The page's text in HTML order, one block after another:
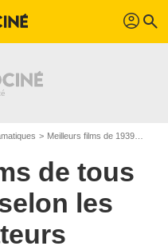
profil search
Meilleurs films de 1939
de tous
les